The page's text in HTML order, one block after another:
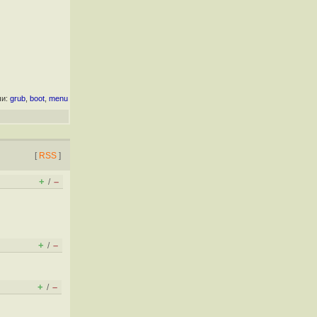
grub boot menu
[ RSS ]
+ / –
+ / –
+ / –